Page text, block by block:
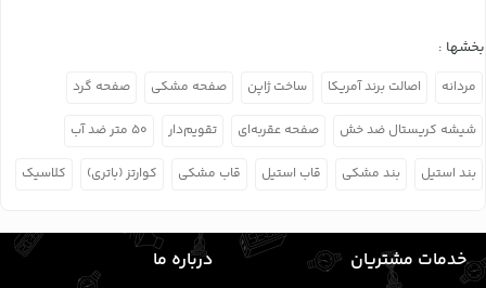
بخشها :
مردانه اصالت برند آمریکا ساخت ژاپن صفحه مشکی صفحه گرد
شیشه کریستال ضد خش صفحه عقربه‌ای تقویم‌دار ۵۰ متر ضد آب
بند استیل بند مشکی قاب استیل قاب مشکی کوارتز (باتری) کلاسیک
خدمات مشتریان
درباره ما